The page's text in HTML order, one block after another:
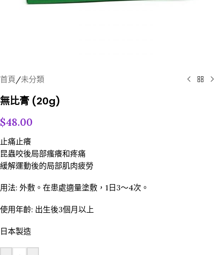
首頁/未分類
無比膏 (20g)
$48.00
止痛止癢
昆蟲咬後局部瘙癢和疼痛
緩解運動後的局部肌肉疲勞
用法: 外敷。在患處適量塗敷，1日3～4次。
使用年齡: 出生後3個月以上
日本製造